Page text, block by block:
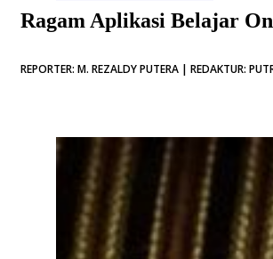
Ragam Aplikasi Belajar
REPORTER: M. REZALDY PUTERA | REDAKTUR: